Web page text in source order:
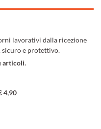
lavorativi dalla ricezione
sicuro e protettivo.
articoli.
4,90